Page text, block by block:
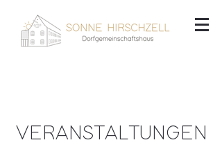
VERANSTALTUNGEN